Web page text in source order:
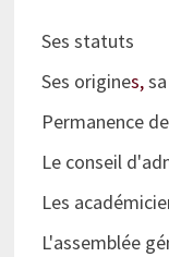
Ses statuts
Ses origines,sa
Permanence
Le conseil
Les
L'assemblée